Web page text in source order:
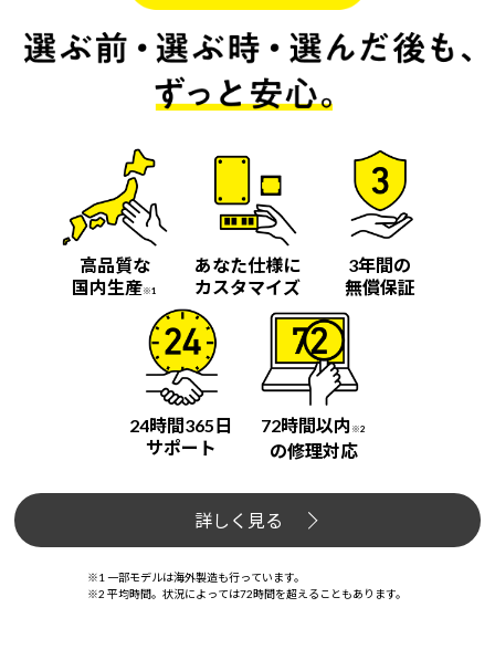
高品質な
国内生産※1
あなた仕様に
カスタマイズ
3年間の
無償保証
24時間365日
サポート
72時間以内 ※2
の修理対応
詳しく見る
※1 一部モデルは海外製造も行っています。
※2 平均時間。状況によっては72時間を超えることもあります。